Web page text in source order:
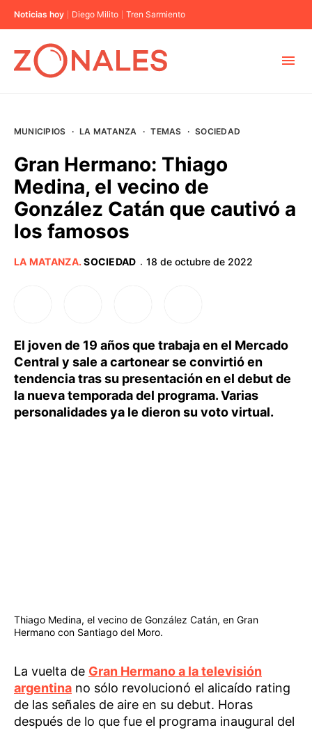
Noticias hoy Diego Milito Tren Sarmiento
BUENOS AIRES
PROVINCIAS
MUNICIPIOS · LA MATANZA · TEMAS · SOCIEDAD
Gran Hermano: Thiago
Medina, el vecino de
González Catán que cautivó a
los famosos
LA MATANZA.SOCIEDAD · 18 de octubre de 2022
El joven de 19 años que trabaja en el Mercado
Central y sale a cartonear se convirtió en
tendencia tras su presentación en el debut de
la nueva temporada del programa. Varias
personalidades ya le dieron su voto virtual.
Thiago Medina, el vecino de González Catán, en Gran
Hermano con Santiago del Moro.
La vuelta de Gran Hermano a la televisión
argentina no sólo revolucionó el alicaído rating
de las señales de aire en su debut. Horas
después de lo que fue el programa inaugural del